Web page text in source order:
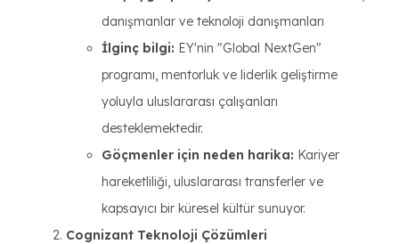
danışmanlar ve teknoloji danışmanları
İlginç bilgi: EY'nin "Global NextGen"
programı, mentorluk ve liderlik geliştirme
yoluyla uluslararası çalışanları
desteklemektedir.
Göçmenler için neden harika: Kariyer
hareketliliği, uluslararası transferler ve
kapsayıcı bir küresel kültür sunuyor.
Cognizant Teknoloji Çözümleri